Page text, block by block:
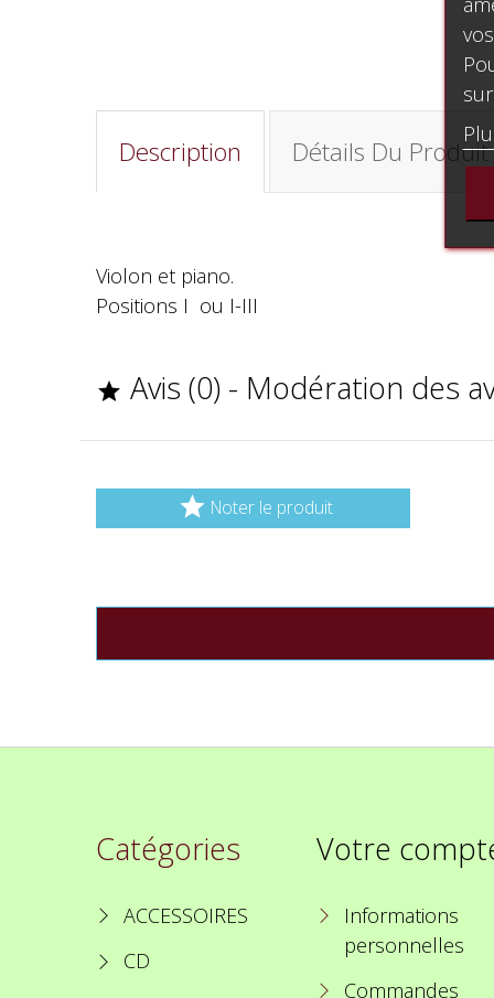
Description Détails Du Produit
Violon et piano.
Positions I ou I-III
 Avis (0) - Modération des
 Noter le produit
Catégories
ACCESSOIRES
CD
Votre
Informations
personnelles
Commandes